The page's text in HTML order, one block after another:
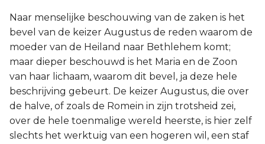
Naar menselijke beschouwing van de zaken is het
bevel van de keizer Augustus de reden waarom de
moeder van de Heiland naar Bethlehem komt;
maar dieper beschouwd is het Maria en de Zoon
van haar lichaam, waarom dit bevel, ja deze hele
beschrijving gebeurt. De keizer Augustus, die over
de halve, of zoals de Romein in zijn trotsheid zei,
over de hele toenmalige wereld heerste, is hier zelf
slechts het werktuig van een hogeren wil, een staf